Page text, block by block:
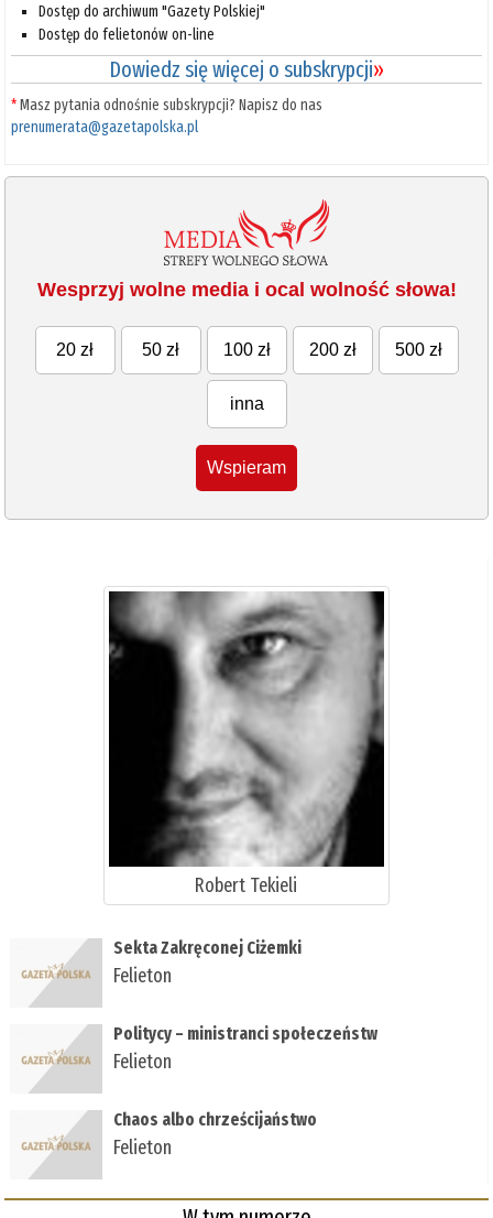
Dostęp do archiwum "Gazety Polskiej"
Dostęp do felietonów on-line
Dowiedz się więcej o subskrypcji»
*Masz pytania odnośnie subskrypcji? Napisz do nas
prenumerata@gazetapolska.pl
Wesprzyj wolne media i ocal wolność słowa!
20 zł 50 zł 100 zł 200 zł 500 zł
inna
Wspieram
Robert Tekieli
Sekta Zakręconej Ciżemki
Felieton
Politycy – ministranci społeczeństw
Felieton
Chaos albo chrześcijaństwo
Felieton